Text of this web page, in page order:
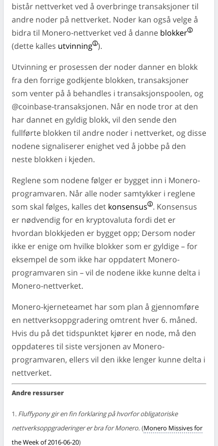
bistår nettverket ved å overbringe transaksjoner til
andre noder på nettverket. Noder kan også velge å
bidra til Monero-nettverket ved å danne blokker
(dette kalles utvinning ).
Utvinning er prosessen der noder danner en blokk
fra den forrige godkjente blokken, transaksjoner
som venter på å behandles i transaksjonspoolen, og
@coinbase-transaksjonen. Når en node tror at den
har dannet en gyldig blokk, vil den sende den
fullførte blokken til andre noder i nettverket, og disse
nodene signaliserer enighet ved å jobbe på den
neste blokken i kjeden.
Reglene som nodene følger er bygget inn i Monero-
programvaren. Når alle noder samtykker i reglene
som skal følges, kalles det konsensus . Konsensus
er nødvendig for en kryptovaluta fordi det er
hvordan blokkjeden er bygget opp; Dersom noder
ikke er enige om hvilke blokker som er gyldige – for
eksempel de som ikke har oppdatert Monero-
programvaren sin – vil de nodene ikke kunne delta i
Monero-nettverket.
Monero-kjerneteamet har som plan å gjennomføre
en nettverksoppgradering omtrent hver 6. måned.
Hvis du på det tidspunktet kjører en node, må den
oppdateres til siste versjonen av Monero-
programvaren, ellers vil den ikke lenger kunne delta i
nettverket.
Andre ressurser
1. Fluffypony gir en fin forklaring på hvorfor obligatoriske
nettverksoppgraderinger er bra for Monero. (Monero Missives for
the Week of 2016-06-20)